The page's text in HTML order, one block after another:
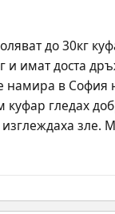
до 30кг
и имат доста
в София
куфар гледах
зле.